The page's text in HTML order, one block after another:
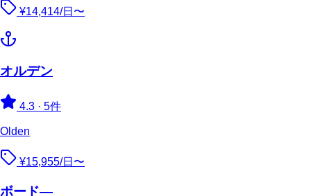
¥14,414/日〜
オルデン
4.3 · 5件
Olden
¥15,955/日〜
ボード―